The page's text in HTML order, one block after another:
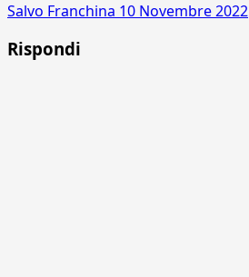
Salvo Franchina 10 Novembre 2022
Rispondi